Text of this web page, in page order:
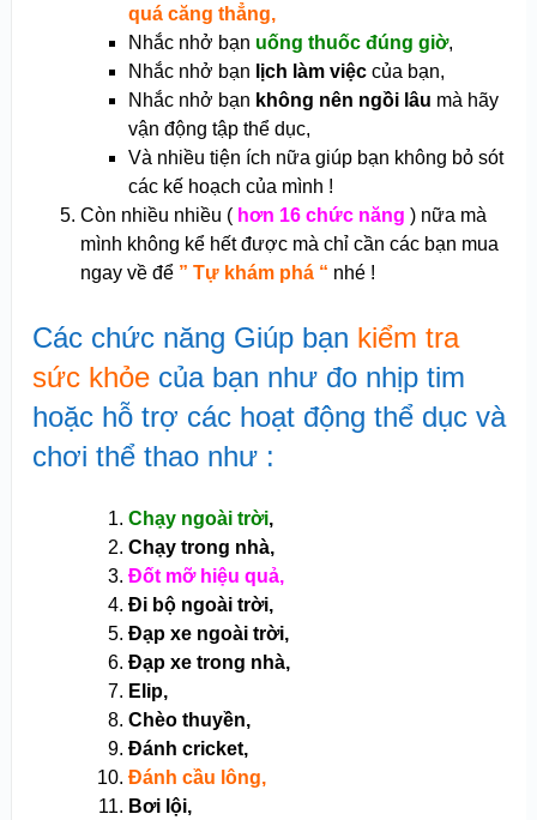
quá căng thẳng,
Nhắc nhở bạn uống thuốc đúng giờ,
Nhắc nhở bạn lịch làm việccủa bạn,
Nhắc nhở bạn không nên ngồi lâu mà hãy
vận động tập thể dục,
Và nhiều tiện ích nữa giúp bạn không bỏ sót
các kế hoạch của mình !
Còn nhiều nhiều (hơn 16 chức năng ) nữa mà
mình không kể hết được mà chỉ cần các bạn mua
ngay về để” Tự khám phá “ nhé !
Các chức năng Giúp bạn kiểm tra
sức khỏecủa bạn như đo nhịp tim
hoặc hỗ trợ các hoạt động thể dục và
chơi thể thao như :
Chạy ngoài trời,
Chạy trong nhà,
Đốt mỡ hiệu quả,
Đi bộ ngoài trời,
Đạp xe ngoài trời,
Đạp xe trong nhà,
Elip,
Chèo thuyền,
Đánh cricket,
Đánh cầu lông,
Bơi lội,